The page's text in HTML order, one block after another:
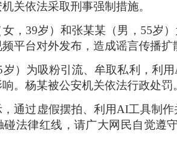
关依法采取刑事强制措施。
，39岁）和张某某（男，55岁
平台对外发布，造成谣言传播
岁）为吸粉引流、牟取私利，利
。杨某被公安机关依法行政处罚
通过虚假摆拍、利用AI工具制
碰法律红线，请广大网民自觉遵